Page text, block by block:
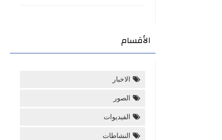
الأقسام
الاخبار
الصور
الفيديوات
النشاطات